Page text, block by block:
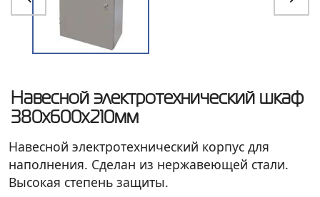
Навесной электротехнический шкаф
380х600х210мм
Навесной электротехнический корпус для
наполнения. Сделан из нержавеющей стали.
Высокая степень защиты.